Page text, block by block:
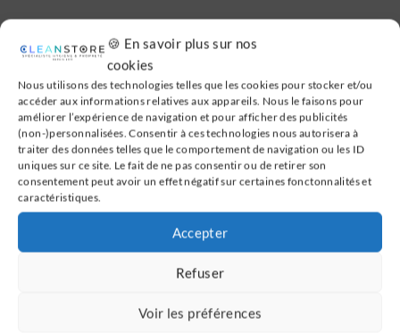
🍪 En savoir plus sur nos
cookies
Nous utilisons des technologies telles que les cookies pour stocker et/ou
accéder aux informations relatives aux appareils. Nous le faisons pour
améliorer l’expérience de navigation et pour afficher des publicités
(non-)personnalisées. Consentir à ces technologies nous autorisera à
traiter des données telles que le comportement de navigation ou les ID
uniques sur ce site. Le fait de ne pas consentir ou de retirer son
consentement peut avoir un effet négatif sur certaines fonctonnalités et
caractéristiques.
Accepter
Refuser
Voir les préférences